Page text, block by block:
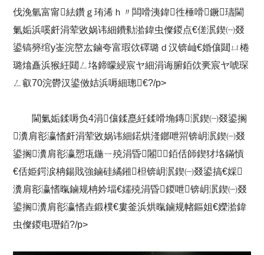
伐浼氫富甯紶鑽ｇ珛浠ｈ〃闆嗗洟鍏徃棰嗗鐝瓙閫
氭姤浜嗘皯涓荤敓娲讳細鐨勬湁鍏虫儏鍐点€傞泦鍥㈠叕
鍙镐簩绾у崟浣嶅厷鏀夸富瑕佽礋璐ｄ汉锛屾€婚儴閮ㄩ棬
璐熻矗浜猴紝閮ㄥ垎鍗曚綅宸ヤ細涓诲腑銆佽亴宸ヤ唬琛
ㄥ叡70浣欎汉鍙傚姞浜嗕細璁€?/p>
閫氭姤鍒嗕负4涓儴鍒嗭紝鍒嗗埆鏄泦鍥㈠叕鍙搁
瀵肩彮瀛愭皯涓荤敓娲讳細鍩烘湰鎯呭喌锛岄泦鍥㈠叕
鍙搁瀵肩彮瀛愬瓨鍦ㄧ殑涓昏闂銆佸師鍥犲垎鏋愩
€佸姫鍔涙柟鍚戝強鏀硅繘鎺柦锛岄泦鍥㈠叕鍙搞€婇
瀵肩彮瀛愭暣鏀规柟妗堛€嬬殑涓昏鍐呭锛岄泦鍥㈠叕
鍙搁瀵肩彮瀛愭垚鍛樸€婁釜浜烘暣鏀规帾鏂姐€嬫湁鍏
虫儏鍐电瓑銆?/p>